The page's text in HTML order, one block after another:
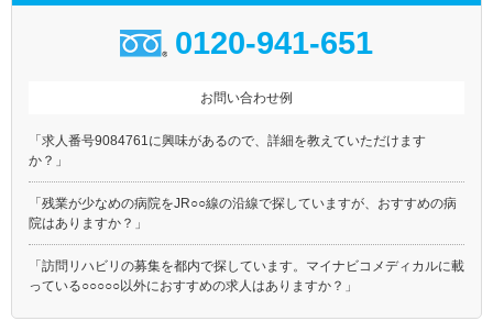
荻窪)
東京メトロ千代田線
東京メトロ有楽町線
都営大江戸線
都営新宿線
つくばエクスプレス
多摩モノレール
東京モノレール
東京臨海高速鉄道りんかい線
北総鉄道北総線
0120-941-651
お問い合わせ例
「求人番号9084761に興味があるので、詳細を教えていただけます
か？」
「残業が少なめの病院をJR○○線の沿線で探していますが、おすすめの病
院はありますか？」
「訪問リハビリの募集を都内で探しています。マイナビコメディカルに載
っている○○○○○以外におすすめの求人はありますか？」